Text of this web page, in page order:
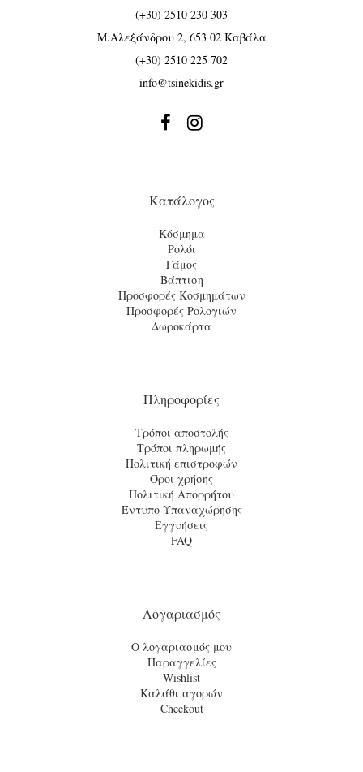
(+30) 2510 230 303
Μ.Αλεξάνδρου 2, 653 02 Καβάλα
(+30) 2510 225 702
info@tsinekidis.gr
 
Κατάλογος
Κόσμημα
Ρολόι
Γάμος
Βάπτιση
Προσφορές Κοσμημάτων
Προσφορές Ρολογιών
Δωροκάρτα
Πληροφορίες
Τρόποι αποστολής
Τρόποι πληρωμής
Πολιτική επιστροφών
Όροι χρήσης
Πολιτική Απορρήτου
Έντυπο Υπαναχώρησης
Εγγυήσεις
FAQ
Λογαριασμός
Ο λογαριασμός μου
Παραγγελίες
Wishlist
Καλάθι αγορών
Checkout